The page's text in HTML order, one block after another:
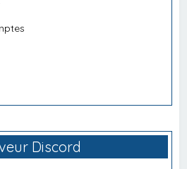
Discord